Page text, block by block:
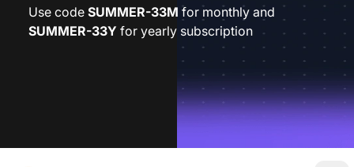
Use code SUMMER-33M for monthly and
SUMMER-33Y for yearly subscription